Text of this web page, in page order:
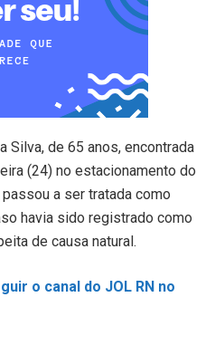
Silva, de 65 anos, encontrada
(24) no estacionamento do
a ser tratada como
havia sido registrado como
de causa natural.
o canal do JOL RN no